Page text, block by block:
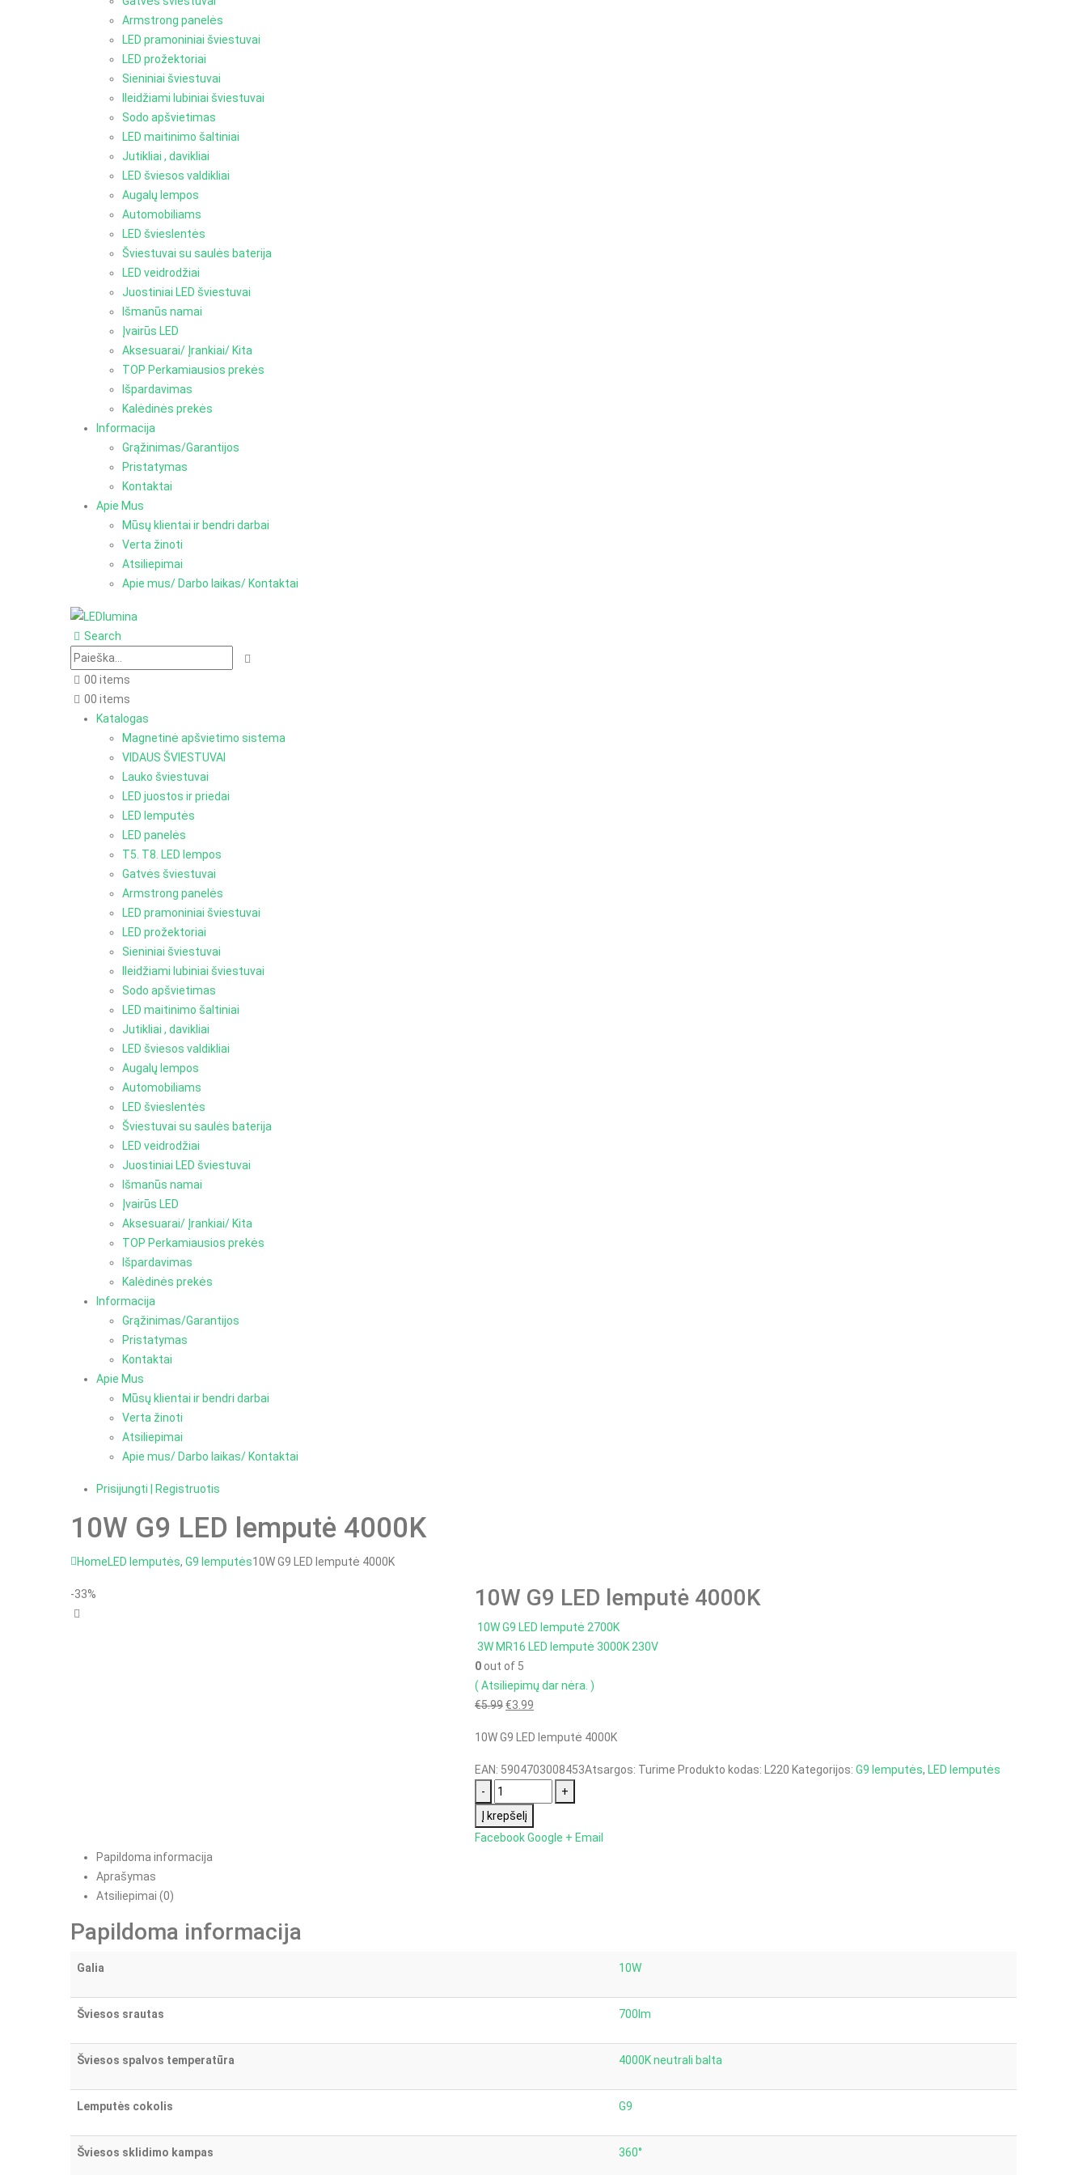
Armstrong panelės
LED pramoniniai šviestuvai
LED prožektoriai
Sieniniai šviestuvai
Ileidžiami lubiniai šviestuvai
Sodo apšvietimas
LED maitinimo šaltiniai
Jutikliai , davikliai
LED šviesos valdikliai
Augalų lempos
Automobiliams
LED švieslentės
Šviestuvai su saulės baterija
LED veidrodžiai
Juostiniai LED šviestuvai
Išmanūs namai
Įvairūs LED
Aksesuarai/ Įrankiai/ Kita
TOP Perkamiausios prekės
Išpardavimas
Kalėdinės prekės
Informacija
Grąžinimas/Garantijos
Pristatymas
Kontaktai
Apie Mus
Mūsų klientai ir bendri darbai
Verta žinoti
Atsiliepimai
Apie mus/ Darbo laikas/ Kontaktai
Search
00 items
00 items
Katalogas
Magnetinė apšvietimo sistema
VIDAUS ŠVIESTUVAI
Lauko šviestuvai
LED juostos ir priedai
LED lemputės
LED panelės
T5. T8. LED lempos
Gatvės šviestuvai
Armstrong panelės
LED pramoniniai šviestuvai
LED prožektoriai
Sieniniai šviestuvai
Ileidžiami lubiniai šviestuvai
Sodo apšvietimas
LED maitinimo šaltiniai
Jutikliai , davikliai
LED šviesos valdikliai
Augalų lempos
Automobiliams
LED švieslentės
Šviestuvai su saulės baterija
LED veidrodžiai
Juostiniai LED šviestuvai
Išmanūs namai
Įvairūs LED
Aksesuarai/ Įrankiai/ Kita
TOP Perkamiausios prekės
Išpardavimas
Kalėdinės prekės
Informacija
Grąžinimas/Garantijos
Pristatymas
Kontaktai
Apie Mus
Mūsų klientai ir bendri darbai
Verta žinoti
Atsiliepimai
Apie mus/ Darbo laikas/ Kontaktai
Prisijungti | Registruotis
10W G9 LED lemputė 4000K
HomeLED lemputės, G9 lemputės10W G9 LED lemputė 4000K
-33% 10W G9 LED lemputė 4000K
10W G9 LED lemputė 2700K
3W MR16 LED lemputė 3000K 230V
0 out of 5
( Atsiliepimų dar nėra. )
€5.99Original
was:
€5.99.
€3.99
is:
€3.99.
10W G9 LED lemputė 4000K
EAN: 5904703008453Atsargos: Turime Produkto kodas: L220 Kategorijos: G9 lemputės, LED lemputės
-
+
Į krepšelį
FacebookGoogle + Email
Papildoma informacija
Aprašymas
Atsiliepimai (0)
Papildoma informacija
Galia 10W
Šviesos srautas 700lm
Šviesos spalvos temperatūra 4000K neutrali balta
Lemputės cokolis G9
Šviesos sklidimo kampas 360°